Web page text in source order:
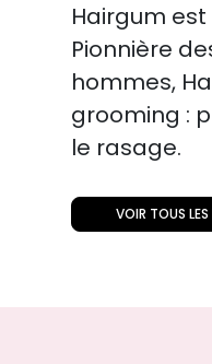
Hairgum
Pionnière
hommes,
grooming :
le rasage.
VOIR TOUS